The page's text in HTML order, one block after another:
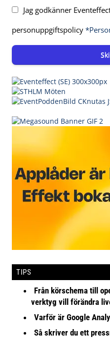
Jag godkänner
personuppgiftspolicy
TIPS
Från körschema till
verktyg vill förändra
Varför är Google
Så skriver du ett